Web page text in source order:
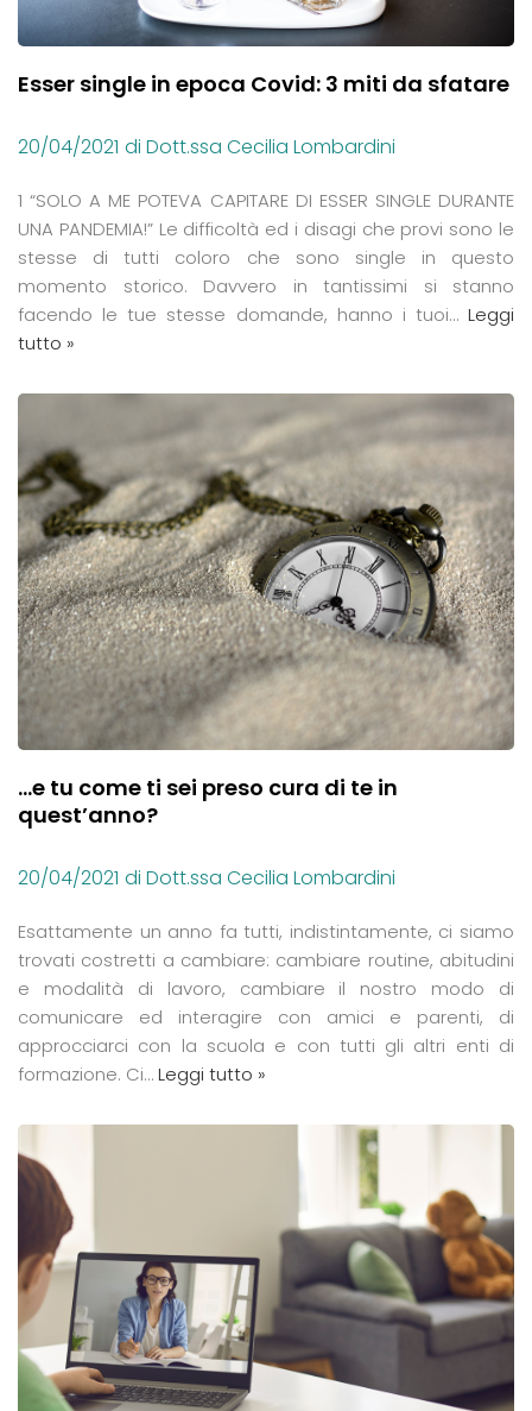
Esser single in epoca Covid: 3 miti da sfatare
20/04/2021 di Dott.ssa Cecilia Lombardini
1 “SOLO A ME POTEVA CAPITARE DI ESSER SINGLE DURANTE
UNA PANDEMIA!” Le difficoltà ed i disagi che provi sono le
stesse di tutti coloro che sono single in questo
momento storico. Davvero in tantissimi si stanno
facendo le tue stesse domande, hanno i tuoi… Leggi
tutto »
…e tu come ti sei preso cura di te in
quest’anno?
20/04/2021 di Dott.ssa Cecilia Lombardini
Esattamente un anno fa tutti, indistintamente, ci siamo
trovati costretti a cambiare: cambiare routine, abitudini
e modalità di lavoro, cambiare il nostro modo di
comunicare ed interagire con amici e parenti, di
approcciarci con la scuola e con tutti gli altri enti di
formazione. Ci…Leggi tutto »